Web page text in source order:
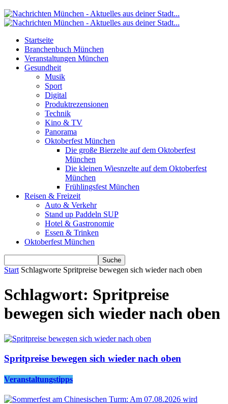
Startseite
Branchenbuch München
Veranstaltungen München
Gesundheit
Musik
Sport
Digital
Produktrezensionen
Technik
Kino & TV
Panorama
Oktoberfest München
Die große Bierzelte auf dem Oktoberfest
München
Die kleinen Wiesnzelte auf dem Oktoberfest
München
Frühlingsfest München
Reisen & Freizeit
Auto & Verkehr
Stand up Paddeln SUP
Hotel & Gastronomie
Essen & Trinken
Oktoberfest München
Start Schlagworte Spritpreise bewegen sich wieder nach oben
Schlagwort: Spritpreise
bewegen sich wieder nach oben
Spritpreise bewegen sich wieder nach oben
Veranstaltungstipps